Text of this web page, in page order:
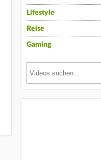
Lifestyle
Reise
Gaming